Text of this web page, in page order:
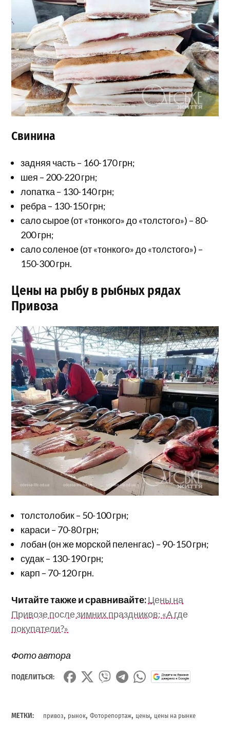
Свинина
задняя часть – 160-170 грн;
шея – 200-220 грн;
лопатка – 130-140 грн;
ребра – 130-150 грн;
сало сырое (от «тонкого» до «толстого») – 80-
200 грн;
сало соленое (от «тонкого» до «толстого») –
150-300 грн.
Цены на рыбу в рыбных рядах
Привоза
толстолобик – 50-100 грн;
караси – 70-80 грн;
лобан (он же морской пеленгас) – 90-150 грн;
судак – 130-190 грн;
карп – 70-120 грн.
Читайте также и сравнивайте:Цены на
Привозе после зимних праздников: «А где
покупатели?»
Фото автора
ПОДЕЛИТЬСЯ:
МЕТКИ: привоз, рынок,Фоторепортаж, цены, цены на рынке